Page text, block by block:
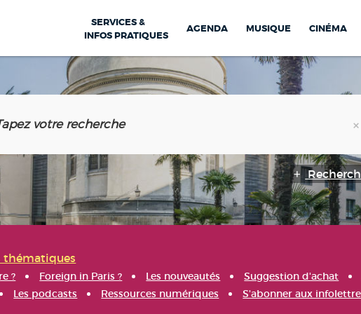
SERVICES &
INFOS PRATIQUES
AGENDA MUSIQUE CINÉMA
thématiques
? Foreign in Paris ? Les nouveautés Suggestion d'achat
Les podcasts Ressources numériques S'abonner aux